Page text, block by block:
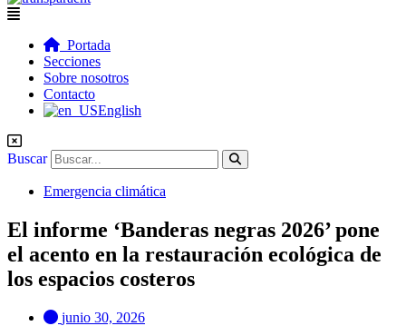
Flyout
Portada
Secciones
Sobre nosotros
Contacto
English
Buscar
Emergencia climática
El informe ‘Banderas negras 2026’ pone
el acento en la restauración ecológica de
los espacios costeros
junio 30, 2026